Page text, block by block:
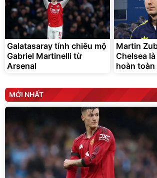
Galatasaray tính chiêu mộ
Gabriel Martinelli từ
Arsenal
Martin
Chelsea
hoàn
MỚI NHẤT